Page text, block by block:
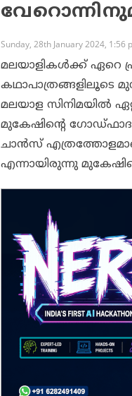
Sunday, 28th January 2024, 1:56
മലയാളികൾക്ക് ഏറെ
കഥാപാത്രങ്ങളിലൂടെ
മലയാള സിനിമയിൽ
മുകേഷിന്റെ
ചാൻസ്
എന്നായിരുന്നു